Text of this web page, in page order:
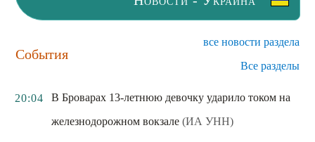
События
все новости раздела
Все разделы
20:04
В Броварах 13-летнюю девочку ударило током на
железнодорожном вокзале (ИА УНН)